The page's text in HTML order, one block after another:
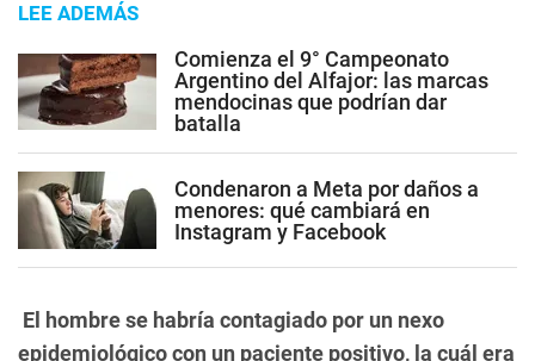
LEE ADEMÁS
Comienza el 9° Campeonato
Argentino del Alfajor: las marcas
mendocinas que podrían dar
batalla
Condenaron a Meta por daños a
menores: qué cambiará en
Instagram y Facebook
El hombre se habría contagiado por un nexo
epidemiológico con un paciente positivo, la cuál era